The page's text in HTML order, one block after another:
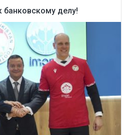
банковскому делу!